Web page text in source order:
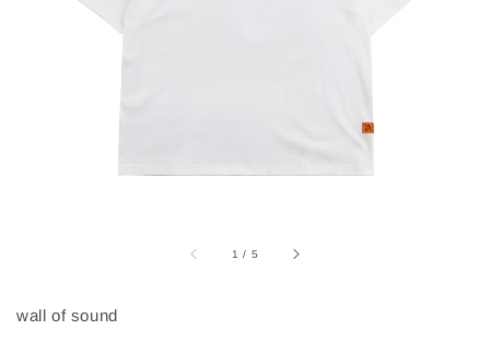
1 / 5
wall of sound